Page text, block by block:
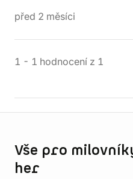
před 2 měsíci
1 - 1 hodnocení z 1
Vše pro
her